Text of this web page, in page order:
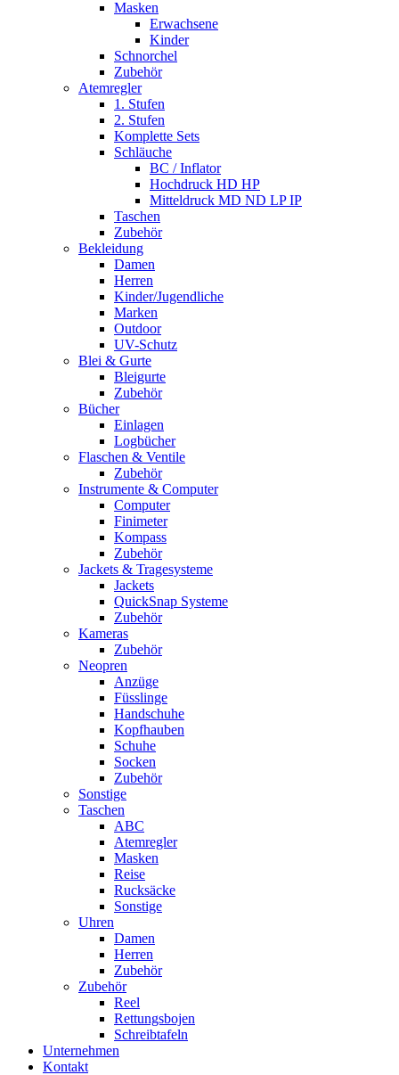
Masken
Erwachsene
Kinder
Schnorchel
Zubehör
Atemregler
1. Stufen
2. Stufen
Komplette Sets
Schläuche
BC / Inflator
Hochdruck HD HP
Mitteldruck MD ND LP IP
Taschen
Zubehör
Bekleidung
Damen
Herren
Kinder/Jugendliche
Marken
Outdoor
UV-Schutz
Blei & Gurte
Bleigurte
Zubehör
Bücher
Einlagen
Logbücher
Flaschen & Ventile
Zubehör
Instrumente & Computer
Computer
Finimeter
Kompass
Zubehör
Jackets & Tragesysteme
Jackets
QuickSnap Systeme
Zubehör
Kameras
Zubehör
Neopren
Anzüge
Füsslinge
Handschuhe
Kopfhauben
Schuhe
Socken
Zubehör
Sonstige
Taschen
ABC
Atemregler
Masken
Reise
Rucksäcke
Sonstige
Uhren
Damen
Herren
Zubehör
Zubehör
Reel
Rettungsbojen
Schreibtafeln
Unternehmen
Kontakt